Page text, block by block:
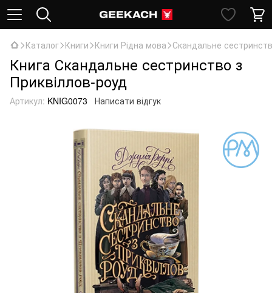
Каталог Книги Книги Рідна мова Скандальне
Книга Скандальне сестринство з
Приквіллов-роуд
Артикул: KNIG0073 Написати відгук